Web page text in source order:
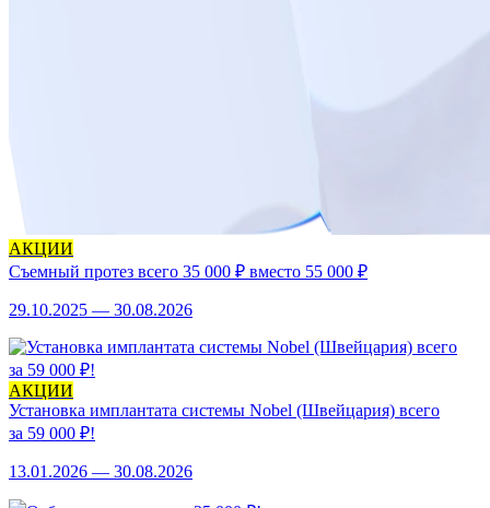
АКЦИИ
Съемный протез всего 35 000 ₽ вместо 55 000 ₽
29.10.2025 — 30.08.2026
АКЦИИ
Установка имплантата системы Nobel (Швейцария) всего
за 59 000 ₽!
13.01.2026 — 30.08.2026